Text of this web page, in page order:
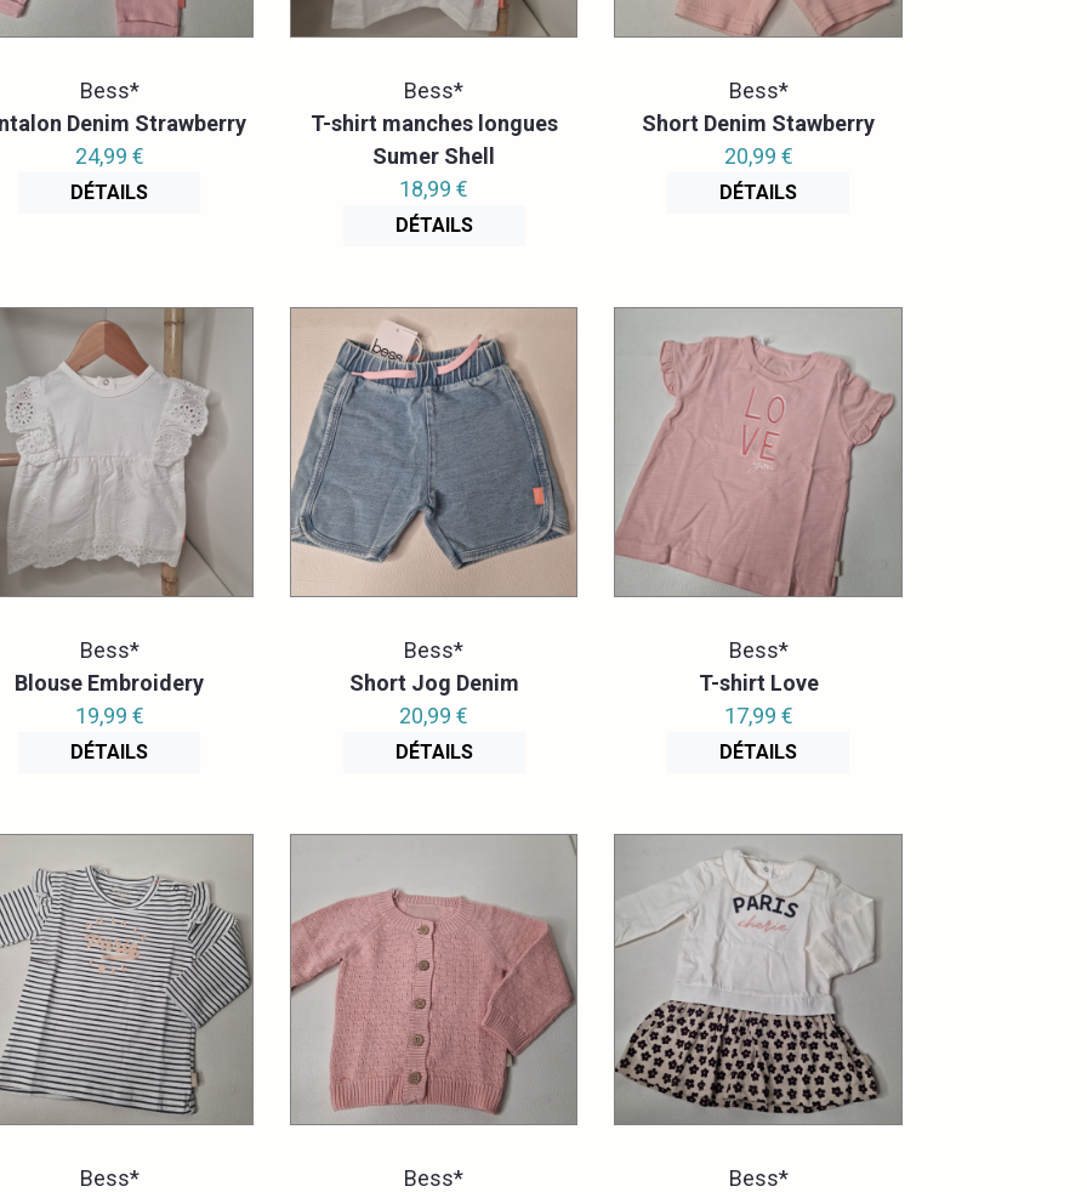
Bess*
Denim Strawberry
24,99 €
DÉTAILS
Bess*
T-shirt manches longues
Sumer Shell
18,99 €
DÉTAILS
Bess*
Short Denim Stawberry
20,99 €
DÉTAILS
Bess*
Blouse Embroidery
19,99 €
DÉTAILS
Bess*
Short Jog Denim
20,99 €
DÉTAILS
Bess*
T-shirt Love
17,99 €
DÉTAILS
Bess*
Bess*
Bess*